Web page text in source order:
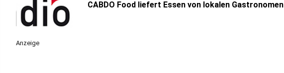
CABDO Food liefert Essen von lokalen Gastronomen
Anzeige